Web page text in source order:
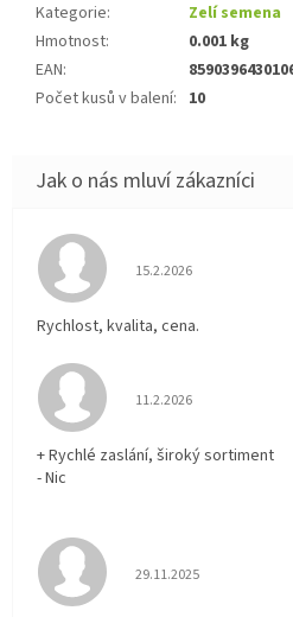
Kategorie:
Zelí semena
Hmotnost:
0.001 kg
EAN:
Počet kusů v balení: 10
Hodnocení obchodu je
15.2.2026
Rychlost, kvalita, cena.
Hodnocení obchodu je
11.2.2026
+ Rychlé zaslání, široký sortiment
- Nic
Hodnocení obchodu je
29.11.2025